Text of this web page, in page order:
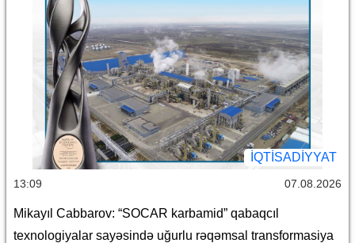
İQTİSADİYYAT
13:09 07.08.2026
Mikayıl Cabbarov: “SOCAR karbamid” qabaqcıl
texnologiyalar sayəsində uğurlu rəqəmsal transformasiya